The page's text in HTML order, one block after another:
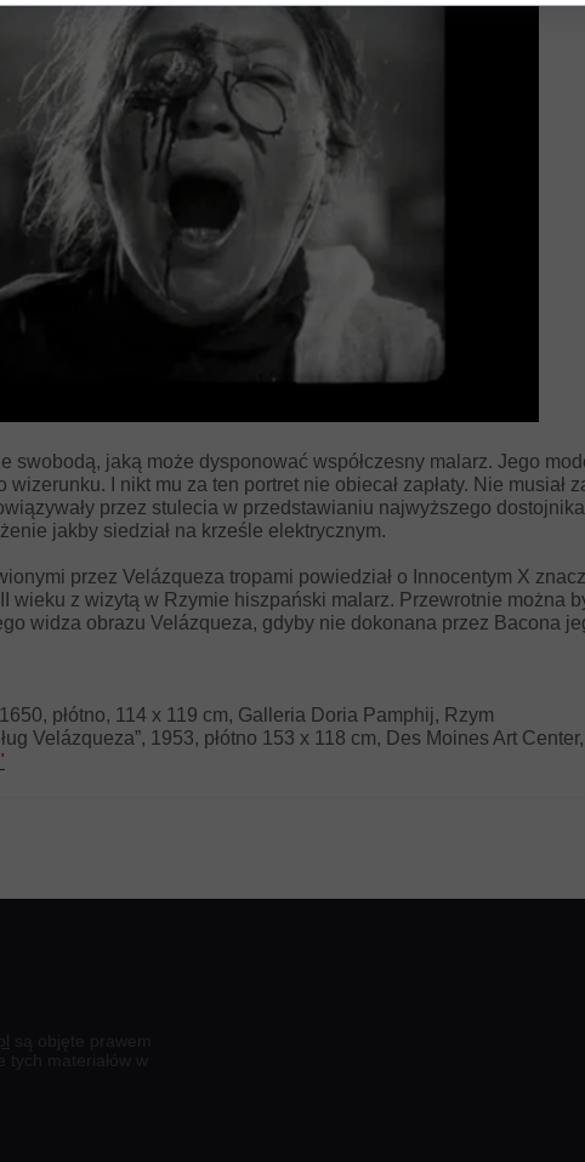
swobodą, jaką może dysponować współczesny malarz. Jego
I nikt mu za ten portret nie obiecał zapłaty. Nie musiał
przez stulecia w przedstawianiu najwyższego dostojnika
jakby siedział na krześle elektrycznym.
przez Velázqueza tropami powiedział o Innocentym X
wieku z wizytą w Rzymie hiszpański malarz. Przewrotnie można
widza obrazu Velázqueza, gdyby nie dokonana przez Bacona
płótno, 114 x 119 cm, Galleria Doria Pamphij, Rzym
Velázqueza”, 1953, płótno 153 x 118 cm, Des Moines Art